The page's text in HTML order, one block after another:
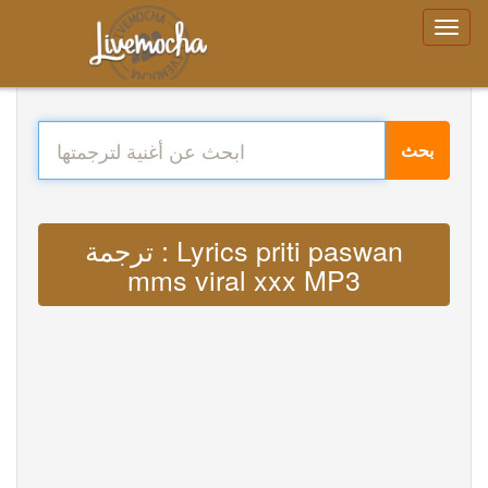
بحث
ترجمة : Lyrics priti paswan
mms viral xxx MP3